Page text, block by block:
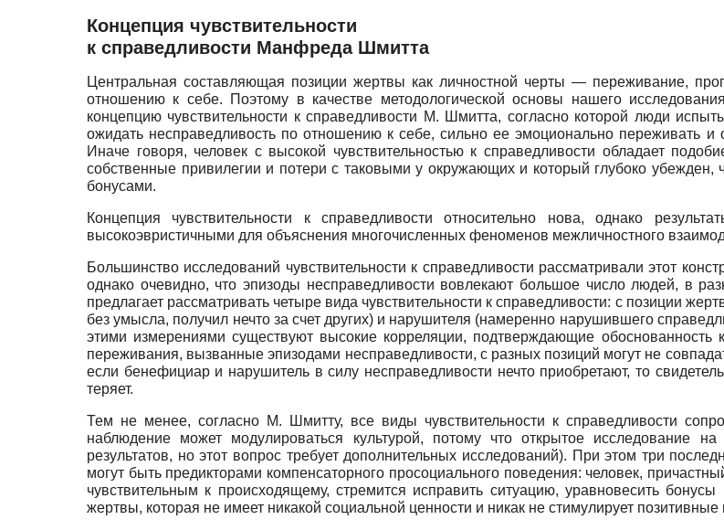
Концепция чувствительности
к справедливости Манфреда Шмитта
Центральная составляющая позиции жертвы как личностной черты — переживание,
отношению к себе. Поэтому в качестве методологической основы нашего
концепцию чувствительности к справедливости М. Шмитта, согласно которой люди
ожидать несправедливость по отношению к себе, сильно ее эмоционально переживать и
Иначе говоря, человек с высокой чувствительностью к справедливости обладает
собственные привилегии и потери с таковыми у окружающих и который глубоко
бонусами.
Концепция чувствительности к справедливости относительно нова, однако
высокоэвристичными для объяснения многочисленных феноменов межличностного
Большинство исследований чувствительности к справедливости рассматривали этот
однако очевидно, что эпизоды несправедливости вовлекают большое число людей, в
предлагает рассматривать четыре вида чувствительности к справедливости: с позиции
без умысла, получил нечто за счет других) и нарушителя (намеренно нарушившего
этими измерениями существуют высокие корреляции, подтверждающие обоснованность
переживания, вызванные эпизодами несправедливости, с разных позиций могут не
если бенефициар и нарушитель в силу несправедливости нечто приобретают, то
теряет.
Тем не менее, согласно М. Шмитту, все виды чувствительности к справедливости
наблюдение может модулироваться культурой, потому что открытое исследование
результатов, но этот вопрос требует дополнительных исследований). При этом три
могут быть предикторами компенсаторного просоциального поведения: человек,
чувствительным к происходящему, стремится исправить ситуацию, уравновесить
жертвы, которая не имеет никакой социальной ценности и никак не стимулирует